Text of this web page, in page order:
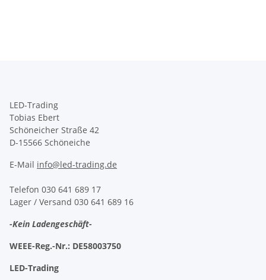
LED-Trading
Tobias Ebert
Schöneicher Straße 42
D-15566 Schöneiche
E-Mail info@led-trading.de
Telefon 030 641 689 17
Lager / Versand 030 641 689 16
-Kein Ladengeschäft-
WEEE-Reg.-Nr.: DE58003750
LED-Trading